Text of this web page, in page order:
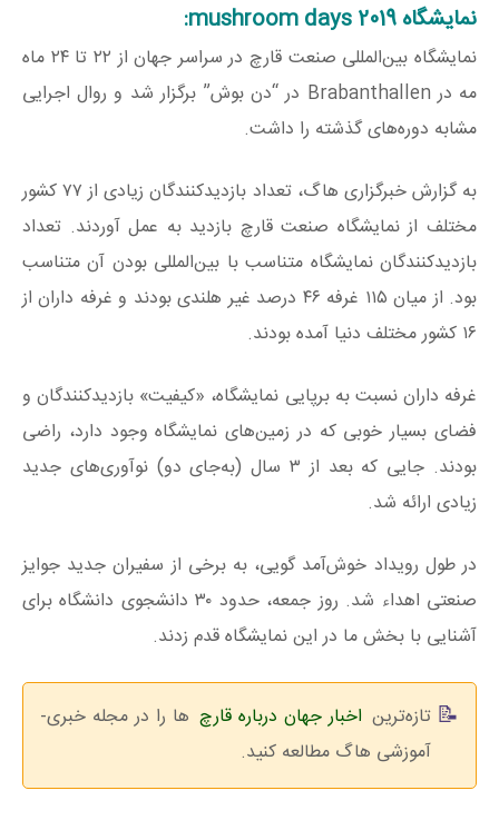
نمایشگاه mushroom days 2019:
نمایشگاه بین‌المللی صنعت قارچ در سراسر جهان از ۲۲ تا ۲۴ ماه
مه در Brabanthallen در “دن بوش” برگزار شد و روال اجرایی
مشابه دوره‌های گذشته را داشت.
به گزارش خبرگزاری هاگ، تعداد بازدیدکنندگان زیادی از ۷۷ کشور
مختلف از نمایشگاه صنعت قارچ بازدید به عمل آوردند. تعداد
بازدیدکنندگان نمایشگاه متناسب با بین‌المللی بودن آن متناسب
بود. از میان ۱۱۵ غرفه ۴۶ درصد غیر هلندی بودند و غرفه داران از
۱۶ کشور مختلف دنیا آمده بودند.
غرفه داران نسبت به برپایی نمایشگاه، «کیفیت» بازدیدکنندگان و
فضای بسیار خوبی که در زمین‌های نمایشگاه وجود دارد، راضی
بودند. جایی که بعد از ۳ سال (به‌جای دو) نوآوری‌های جدید
زیادی ارائه شد.
در طول رویداد خوش‌آمد گویی، به برخی از سفیران جدید جوایز
صنعتی اهداء شد. روز جمعه، حدود ۳۰ دانشجوی دانشگاه برای
آشنایی با بخش ما در این نمایشگاه قدم زدند.
تازه‌ترین اخبار جهان درباره قارچ ها را در مجله خبری-
آموزشی هاگ مطالعه کنید.